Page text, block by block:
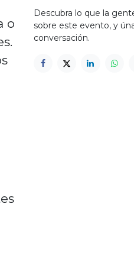
o
Descubra lo que la
sobre este evento, y
conversación.